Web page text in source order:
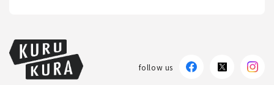
follow us